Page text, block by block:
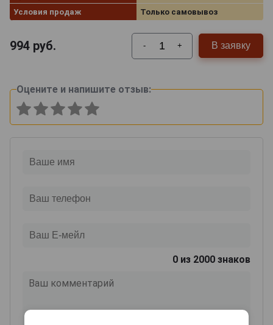
Условия продаж
Только самовывоз
994 руб. - + В заявку
Оцените и напишите отзыв:
0 из 2000 знаков